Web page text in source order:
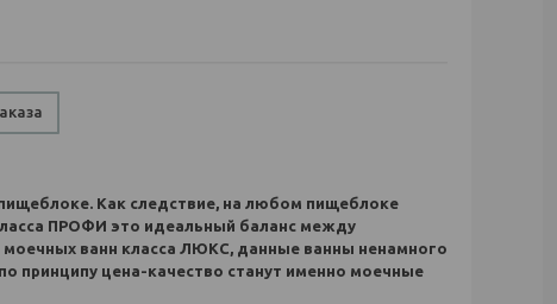
Как следствие, на любом пищеблоке
ПРОФИ это идеальный баланс между
ванн класса ЛЮКС, данные ванны ненамного
цена-качество станут именно моечные